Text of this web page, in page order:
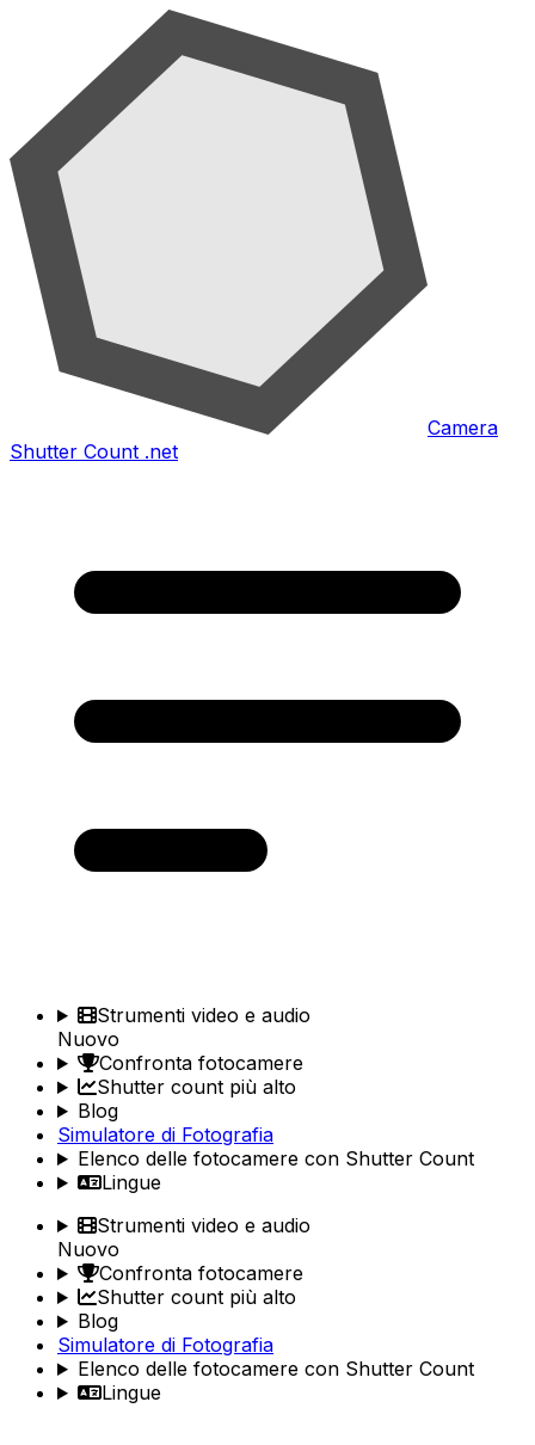
Camera
Shutter Count .net
Strumenti video e audio
Nuovo
Confronta fotocamere
Shutter count più alto
Blog
Simulatore di Fotografia
Elenco delle fotocamere con Shutter Count
Lingue
Strumenti video e audio
Nuovo
Confronta fotocamere
Shutter count più alto
Blog
Simulatore di Fotografia
Elenco delle fotocamere con Shutter Count
Lingue